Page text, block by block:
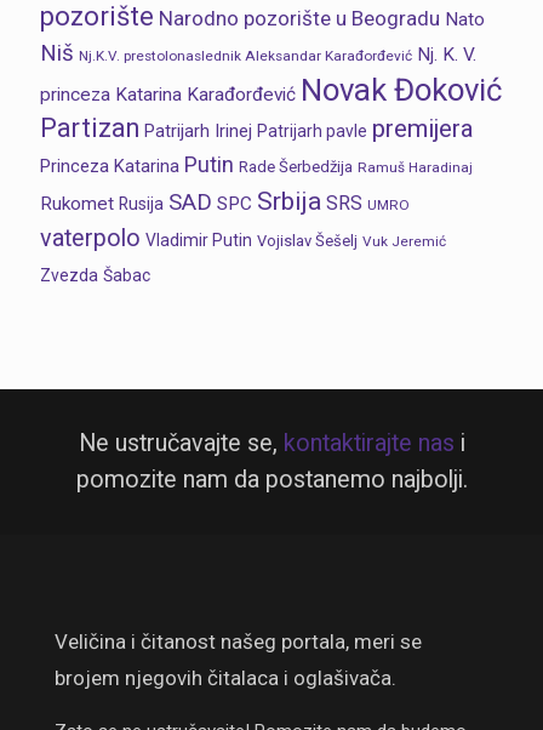
pozorište Narodno pozorište u Beogradu Nato
Niš Nj.K.V. prestolonaslednik Aleksandar Karađorđević Nj. K. V.
princeza Katarina Karađorđević Novak Đoković
Partizan Patrijarh Irinej Patrijarh pavle premijera
Princeza Katarina Putin Rade Šerbedžija Ramuš Haradinaj
Rukomet Rusija SAD SPC Srbija SRS UMRO
vaterpolo Vladimir Putin Vojislav Šešelj Vuk Jeremić
Zvezda Šabac
Ne ustručavajte se, kontaktirajte nas i
pomozite nam da postanemo najbolji.
Veličina i čitanost našeg portala, meri se
brojem njegovih čitalaca i oglašivača.